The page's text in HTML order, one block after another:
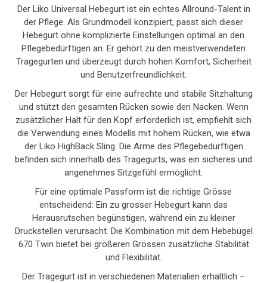
Der Liko Universal Hebegurt ist ein echtes Allround-Talent in
der Pflege. Als Grundmodell konzipiert, passt sich dieser
Hebegurt ohne komplizierte Einstellungen optimal an den
Pflegebedürftigen an. Er gehört zu den meistverwendeten
Tragegurten und überzeugt durch hohen Komfort, Sicherheit
und Benutzerfreundlichkeit.
Der Hebegurt sorgt für eine aufrechte und stabile Sitzhaltung
und stützt den gesamten Rücken sowie den Nacken. Wenn
zusätzlicher Halt für den Kopf erforderlich ist, empfiehlt sich
die Verwendung eines Modells mit hohem Rücken, wie etwa
der Liko HighBack Sling. Die Arme des Pflegebedürftigen
befinden sich innerhalb des Tragegurts, was ein sicheres und
angenehmes Sitzgefühl ermöglicht.
Für eine optimale Passform ist die richtige Grösse
entscheidend: Ein zu grosser Hebegurt kann das
Herausrutschen begünstigen, während ein zu kleiner
Druckstellen verursacht. Die Kombination mit dem Hebebügel
670 Twin bietet bei größeren Grössen zusätzliche Stabilität
und Flexibilität.
Der Tragegurt ist in verschiedenen Materialien erhältlich –